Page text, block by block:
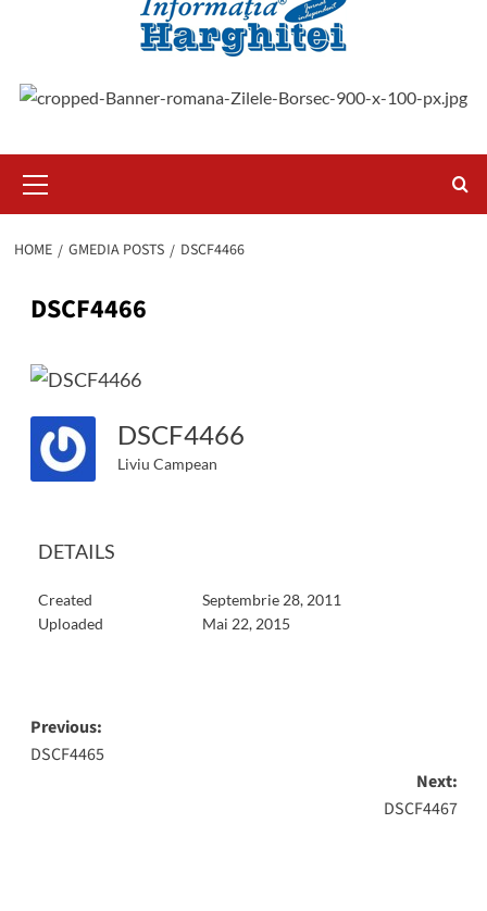
Menu
HOME GMEDIA POSTS DSCF4466
DSCF4466
DSCF4466
Liviu Campean
DETAILS
Created
Septembrie 28, 2011
Uploaded
Mai 22, 2015
Post
navigation
Previous:
DSCF4465
Next:
DSCF4467